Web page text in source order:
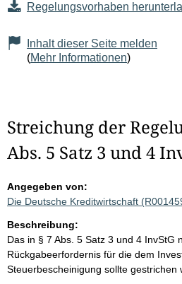
Regelungsvorhaben
Inhalt dieser Seite melden
(Mehr Informationen)
Streichung der
Abs. 5 Satz 3 und 4
Angegeben von:
Die Deutsche Kreditwirtschaft
Beschreibung:
Das in § 7 Abs. 5 Satz 3 und 4 InvStG
Rückgabeerfordernis für die dem
Steuerbescheinigung sollte gestrichen